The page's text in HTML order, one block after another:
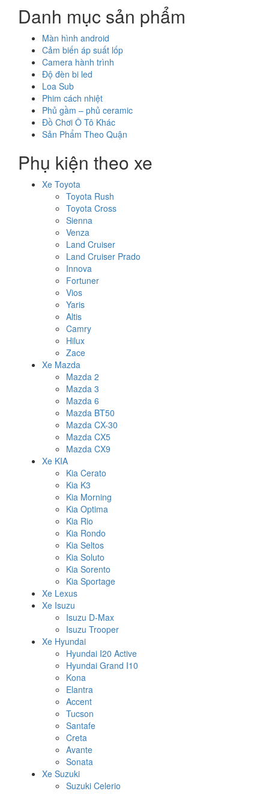
Danh mục sản phẩm
Màn hình android
Cảm biến áp suất lốp
Camera hành trình
Độ đèn bi led
Loa Sub
Phim cách nhiệt
Phủ gầm – phủ ceramic
Đồ Chơi Ô Tô Khác
Sản Phẩm Theo Quận
Phụ kiện theo xe
Xe Toyota
Toyota Rush
Toyota Cross
Sienna
Venza
Land Cruiser
Land Cruiser Prado
Innova
Fortuner
Vios
Yaris
Altis
Camry
Hilux
Zace
Xe Mazda
Mazda 2
Mazda 3
Mazda 6
Mazda BT50
Mazda CX-30
Mazda CX5
Mazda CX9
Xe KIA
Kia Cerato
Kia K3
Kia Morning
Kia Optima
Kia Rio
Kia Rondo
Kia Seltos
Kia Soluto
Kia Sorento
Kia Sportage
Xe Lexus
Xe Isuzu
Isuzu D-Max
Isuzu Trooper
Xe Hyundai
Hyundai I20 Active
Hyundai Grand I10
Kona
Elantra
Accent
Tucson
Santafe
Creta
Avante
Sonata
Xe Suzuki
Suzuki Celerio